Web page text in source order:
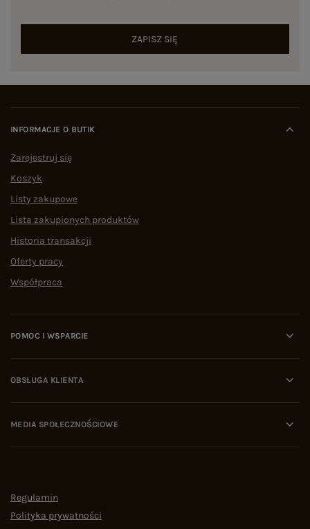
ZAPISZ SIĘ
INFORMACJE O BUTIK
Zarejestruj się
Koszyk
Listy zakupowe
Lista zakupionych produktów
Historia transakcji
Oferty pracy
Współpraca
POMOC I WSPARCIE
OBSŁUGA KLIENTA
MEDIA SPOŁECZNOŚCIOWE
Regulamin
Polityka prywatności